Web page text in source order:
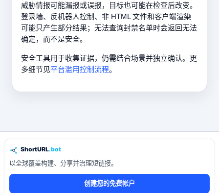
威胁情报可能漏报或误报，目标也可能在检查后改变。
登录墙、反机器人控制、非 HTML 文件和客户端渲染
可能只产生部分结果；无法查询封禁名单时会返回无法
确定，而不是安全。
安全工具用于收集证据，仍需结合场景并独立确认。更
多细节见平台滥用控制流程。
以全球覆盖构建、分享并治理短链接。
创建您的免费帐户